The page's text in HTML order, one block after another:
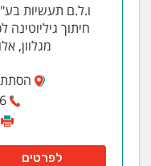
ו.ל.ם תעשיות
חיתוך
מגלוון,
הסתת 14, חולון
לפרטים